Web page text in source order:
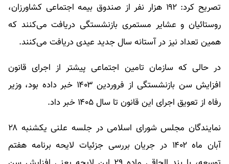
تصریح کرد: ۱۹۲ هزار نفر از صندوق بیمه اجتماعی کشاورزان،
روستائیان و عشایر مستمری بازنشستگی دریافت می‌کنند که
همین تعداد نیز در آستانه سال جدید عیدی دریافت می‌کنند.
در حالی که سازمان تامین اجتماعی پیشتر از اجرای قانون
افزایش سن بازنشستگی از فروردین ۱۴۰۳ خبر داده بود، وزیر
رفاه از تعویق اجرای این قانون تا سال ۱۴۰۵ خبر داد.
نمایندگان مجلس شورای اسلامی در جلسه علنی یکشنبه ۲۸
آبان ماه ۱۴۰۲ در جریان بررسی جزئیات لایحه برنامه هفتم